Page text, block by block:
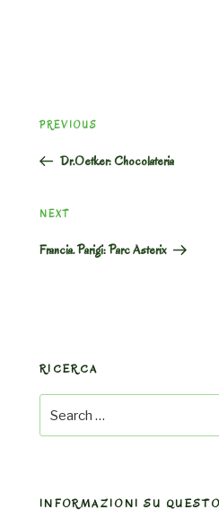
navigation
Previous
PREVIOUS
Dr.Oetker: Chocolateria
Next
NEXT
Francia. Parigi: Parc Asterix
RICERCA
Search
for:
INFORMAZIONI SU